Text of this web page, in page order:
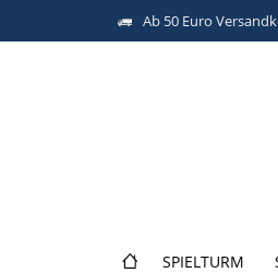
Ab 50 Euro
SPIELTURM